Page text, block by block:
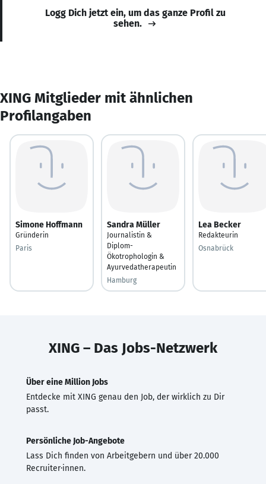
Logg Dich jetzt ein, um das ganze Profil zu
sehen.
XING Mitglieder mit ähnlichen
Profilangaben
Simone Hoffmann
Gründerin
Paris
Sandra Müller
Journalistin &
Diplom-
Ökotrophologin &
Ayurvedatherapeutin
Hamburg
Lea Becker
Redakteurin
Osnabrück
XING – Das Jobs-Netzwerk
Über eine Million Jobs
Entdecke mit XING genau den Job, der wirklich zu Dir
passt.
Persönliche Job-Angebote
Lass Dich finden von Arbeitgebern und über 20.000
Recruiter·innen.